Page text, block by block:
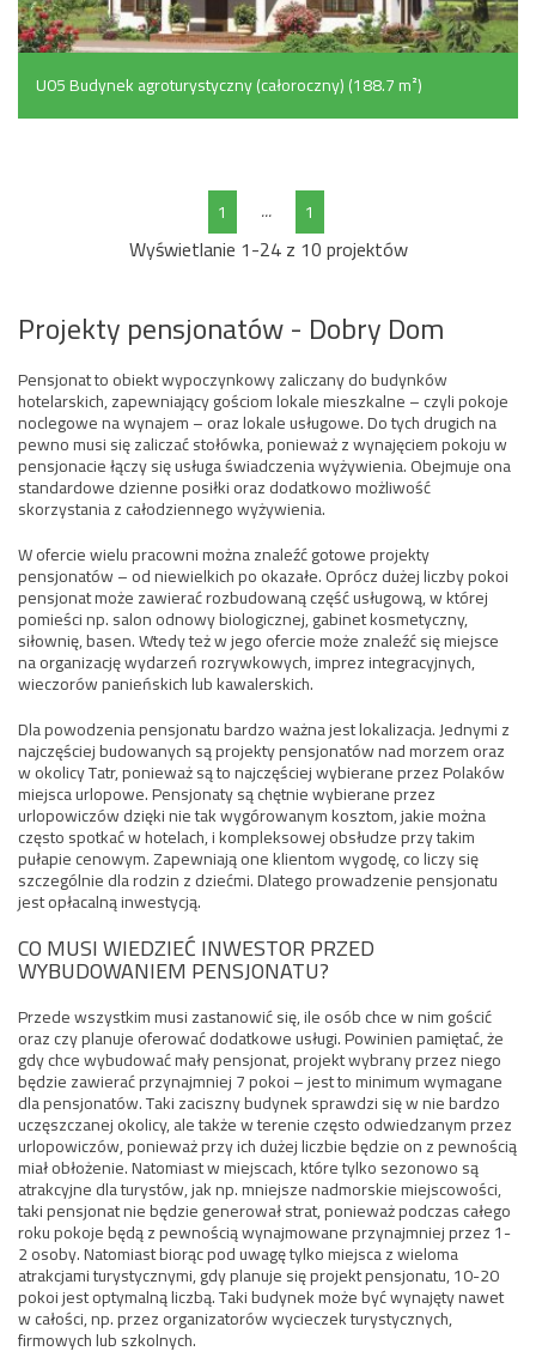
U05 Budynek agroturystyczny (całoroczny) (188.7 m²)
1 ... 1
Wyświetlanie 1-24 z 10 projektów
Projekty pensjonatów - Dobry Dom
Pensjonat to obiekt wypoczynkowy zaliczany do budynków
hotelarskich, zapewniający gościom lokale mieszkalne – czyli pokoje
noclegowe na wynajem – oraz lokale usługowe. Do tych drugich na
pewno musi się zaliczać stołówka, ponieważ z wynajęciem pokoju w
pensjonacie łączy się usługa świadczenia wyżywienia. Obejmuje ona
standardowe dzienne posiłki oraz dodatkowo możliwość
skorzystania z całodziennego wyżywienia.
W ofercie wielu pracowni można znaleźć gotowe projekty
pensjonatów – od niewielkich po okazałe. Oprócz dużej liczby pokoi
pensjonat może zawierać rozbudowaną część usługową, w której
pomieści np. salon odnowy biologicznej, gabinet kosmetyczny,
siłownię, basen. Wtedy też w jego ofercie może znaleźć się miejsce
na organizację wydarzeń rozrywkowych, imprez integracyjnych,
wieczorów panieńskich lub kawalerskich.
Dla powodzenia pensjonatu bardzo ważna jest lokalizacja. Jednymi z
najczęściej budowanych są projekty pensjonatów nad morzem oraz
w okolicy Tatr, ponieważ są to najczęściej wybierane przez Polaków
miejsca urlopowe. Pensjonaty są chętnie wybierane przez
urlopowiczów dzięki nie tak wygórowanym kosztom, jakie można
często spotkać w hotelach, i kompleksowej obsłudze przy takim
pułapie cenowym. Zapewniają one klientom wygodę, co liczy się
szczególnie dla rodzin z dziećmi. Dlatego prowadzenie pensjonatu
jest opłacalną inwestycją.
CO MUSI WIEDZIEĆ INWESTOR PRZED
WYBUDOWANIEM PENSJONATU?
Przede wszystkim musi zastanowić się, ile osób chce w nim gościć
oraz czy planuje oferować dodatkowe usługi. Powinien pamiętać, że
gdy chce wybudować mały pensjonat, projekt wybrany przez niego
będzie zawierać przynajmniej 7 pokoi – jest to minimum wymagane
dla pensjonatów. Taki zaciszny budynek sprawdzi się w nie bardzo
uczęszczanej okolicy, ale także w terenie często odwiedzanym przez
urlopowiczów, ponieważ przy ich dużej liczbie będzie on z pewnością
miał obłożenie. Natomiast w miejscach, które tylko sezonowo są
atrakcyjne dla turystów, jak np. mniejsze nadmorskie miejscowości,
taki pensjonat nie będzie generował strat, ponieważ podczas całego
roku pokoje będą z pewnością wynajmowane przynajmniej przez 1-
2 osoby. Natomiast biorąc pod uwagę tylko miejsca z wieloma
atrakcjami turystycznymi, gdy planuje się projekt pensjonatu, 10-20
pokoi jest optymalną liczbą. Taki budynek może być wynajęty nawet
w całości, np. przez organizatorów wycieczek turystycznych,
firmowych lub szkolnych.